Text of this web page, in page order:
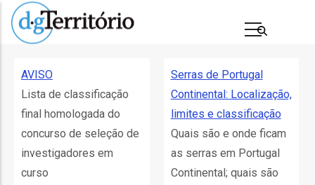
Passar
para
conteúdo
principal
AVISO
Lista de classificação
final homologada do
concurso de seleção de
investigadores em
curso
Serras de Portugal
Continental: Localização,
limites e classificação
Quais são e onde ficam
as serras em Portugal
Continental; quais são